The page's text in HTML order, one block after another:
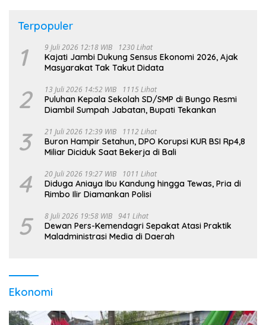
Terpopuler
1 9 Juli 2026 12:18 WIB 1230 Lihat
Kajati Jambi Dukung Sensus Ekonomi 2026, Ajak
Masyarakat Tak Takut Didata
2 13 Juli 2026 14:52 WIB 1115 Lihat
Puluhan Kepala Sekolah SD/SMP di Bungo Resmi
Diambil Sumpah Jabatan, Bupati Tekankan
3 21 Juli 2026 12:39 WIB 1112 Lihat
Buron Hampir Setahun, DPO Korupsi KUR BSI Rp4,8
Miliar Diciduk Saat Bekerja di Bali
4 20 Juli 2026 19:27 WIB 1011 Lihat
Diduga Aniaya Ibu Kandung hingga Tewas, Pria di
Rimbo Ilir Diamankan Polisi
5 8 Juli 2026 19:58 WIB 941 Lihat
Dewan Pers-Kemendagri Sepakat Atasi Praktik
Maladministrasi Media di Daerah
Ekonomi